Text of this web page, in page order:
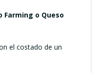
Farming o Queso
el costado de un